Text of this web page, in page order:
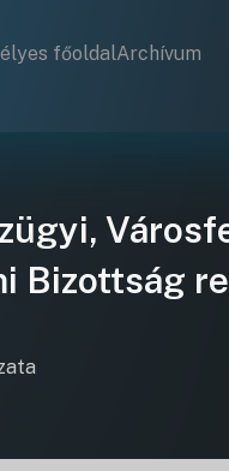
főoldalArchívum
Bizottság